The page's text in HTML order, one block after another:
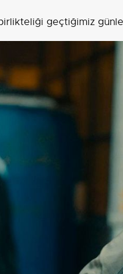
geçtiğimiz